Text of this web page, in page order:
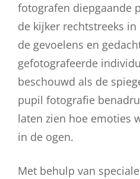
fotografen diepgaande
de kijker rechtstreeks
de gevoelens en
gefotografeerde
beschouwd als de
pupil fotografie
laten zien hoe emoties
in de ogen.
Met behulp van